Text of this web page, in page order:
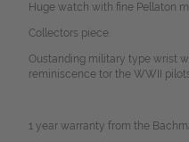
Huge watch with fine Pellaton
Collectors piece.
Oustanding military type wrist
reminiscence tor the WWII
1 year warranty from the